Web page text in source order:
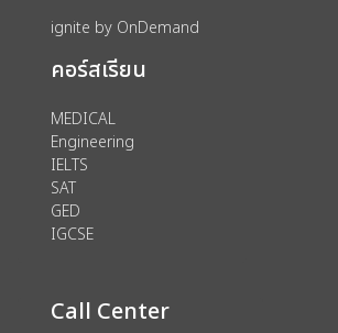
account_circle เข้าสู่ระบบ
assignment ลงทะเบียน
ignite by OnDemand
คอร์สเรียน
MEDICAL
Engineering
IELTS
SAT
GED
IGCSE
Call Center